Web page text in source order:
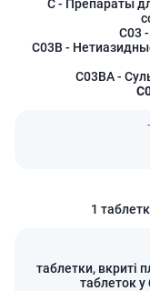
C- Препараты
C03
C03B -
C03BA-
1
таблетки, вкриті
таблеток у